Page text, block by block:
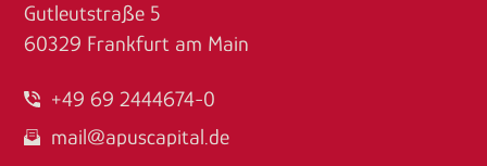
Gutleutstraße 5
60329 Frankfurt am Main
+49 69 2444674-0
mail@apuscapital.de